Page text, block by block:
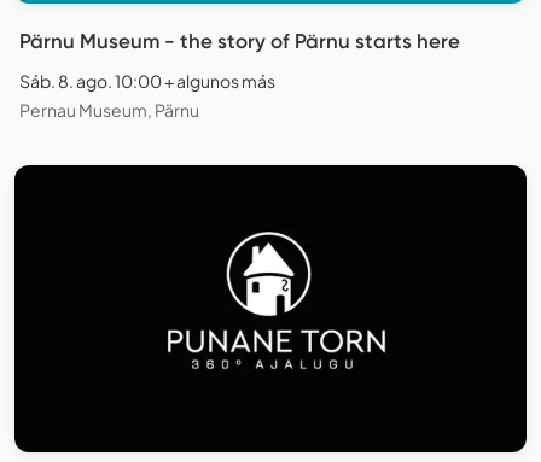
Pärnu Museum - the story of Pärnu starts here
Sáb. 8. ago. 10:00 + algunos más
Pernau Museum, Pärnu